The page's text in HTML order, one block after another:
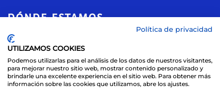
DÓNDE ESTAMOS
28891, Velilla de San Antonio (Madrid)
+ 34 609 11 44 70
info@sport-sbs.com
Política de privacidad
UTILIZAMOS COOKIES
Podemos utilizarlas para el análisis de los datos de nuestros visitantes,
para mejorar nuestro sitio web, mostrar contenido personalizado y
brindarle una excelente experiencia en el sitio web. Para obtener más
información sobre las cookies que utilizamos, abre los ajustes.